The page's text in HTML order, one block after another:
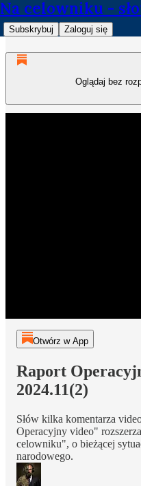
Subskrybuj Zaloguj się
Oglądaj bez
Otwórz w App
Raport
2024.11(2)
Słów kilka komentarza
Operacyjny video"
celowniku", o bieżącej
narodowego.